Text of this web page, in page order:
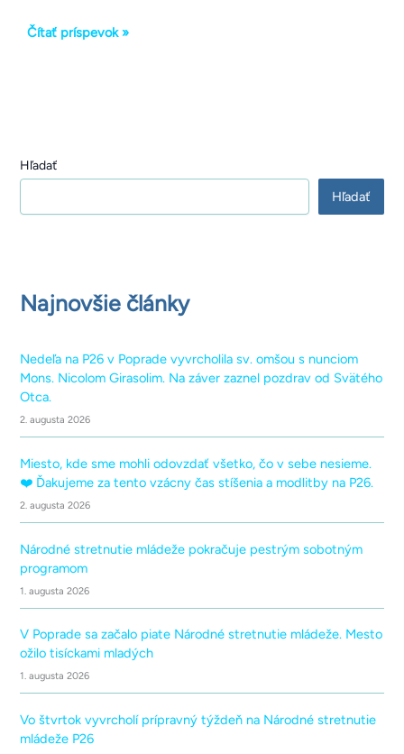
Čítať príspevok »
Hľadať
Hľadať
Najnovšie články
Nedeľa na P26 v Poprade vyvrcholila sv. omšou s nunciom
Mons. Nicolom Girasolim. Na záver zaznel pozdrav od Svätého
Otca.
2. augusta 2026
Miesto, kde sme mohli odovzdať všetko, čo v sebe nesieme.
❤️ Ďakujeme za tento vzácny čas stíšenia a modlitby na P26.
2. augusta 2026
Národné stretnutie mládeže pokračuje pestrým sobotným
programom
1. augusta 2026
V Poprade sa začalo piate Národné stretnutie mládeže. Mesto
ožilo tisíckami mladých
1. augusta 2026
Vo štvrtok vyvrcholí prípravný týždeň na Národné stretnutie
mládeže P26